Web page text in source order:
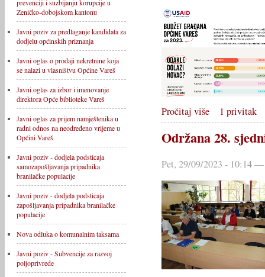
prevenciji i suzbijanju korupcije u
Zeničko-dobojskom kantonu
Javni poziv za predlaganje kandidata za
dodjelu općinskih priznanja
Javni oglas o prodaji nekretnine koja
se nalazi u vlasništvu Općine Vareš
Javni oglas za izbor i imenovanje
direktora Opće biblioteke Vareš
Javni oglas za prijem namještenika u
radni odnos na neodređeno vrijeme u
Općini Vareš
Javni poziv - dodjela podsticaja
samozapošljavanja pripadnika
branilačke populacije
Javni poziv - dodjela podsticaja
zapošljavanja pripadnika branilačke
populacije
Nova odluka o komunalnim taksama
Javni poziv - Subvencije za razvoj
poljoprivrede
Pročitaj više 1 privitak
Održana 28.
Pet, 29/09/2023 - 10:14